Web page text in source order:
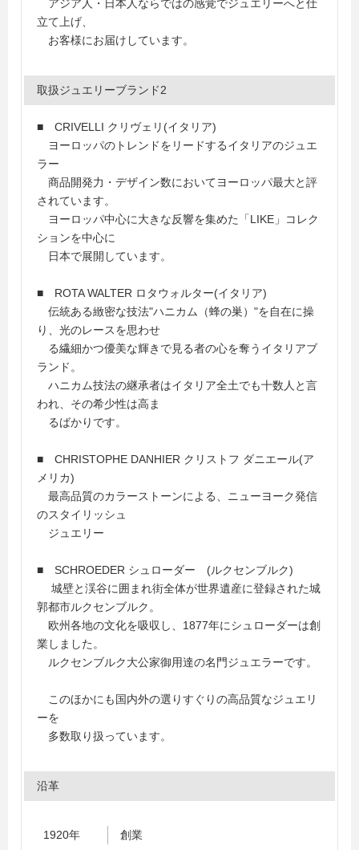
アジア人・日本人ならではの感覚でジュエリーへと仕
立て上げ、
お客様にお届けしています。
取扱ジュエリーブランド2
■ CRIVELLI クリヴェリ(イタリア)
ヨーロッパのトレンドをリードするイタリアのジュエ
ラー
商品開発力・デザイン数においてヨーロッパ最大と評
されています。
ヨーロッパ中心に大きな反響を集めた「LIKE」コレク
ションを中心に
日本で展開しています。
■ ROTA WALTER ロタウォルター(イタリア)
伝統ある緻密な技法"ハニカム（蜂の巣）"を自在に操
り、光のレースを思わせ
る繊細かつ優美な輝きで見る者の心を奪うイタリアブ
ランド。
ハニカム技法の継承者はイタリア全土でも十数人と言
われ、その希少性は高ま
るばかりです。
■ CHRISTOPHE DANHIER クリストフ ダニエール(ア
メリカ)
最高品質のカラーストーンによる、ニューヨーク発信
のスタイリッシュ
ジュエリー
■ SCHROEDER シュローダー (ルクセンブルク)
城壁と渓谷に囲まれ街全体が世界遺産に登録された城
郭都市ルクセンブルク。
欧州各地の文化を吸収し、1877年にシュローダーは創
業しました。
ルクセンブルク大公家御用達の名門ジュエラーです。
このほかにも国内外の選りすぐりの高品質なジュエリ
ーを
多数取り扱っています。
沿革
1920年 創業